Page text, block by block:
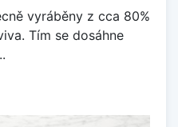
vyráběny z cca 80%
Tím se dosáhne